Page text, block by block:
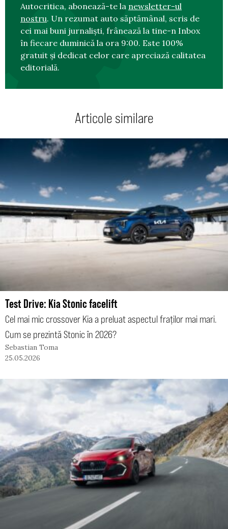
Autocritica, abonează-te la newsletter-ul
nostru. Un rezumat auto săptămânal, scris de
cei mai buni jurnaliști, frânează la tine-n Inbox
în fiecare duminică la ora 9:00. Este 100%
gratuit și dedicat celor care apreciază calitatea
editorială.
Articole similare
Test Drive: Kia Stonic facelift
Cel mai mic crossover Kia a preluat aspectul fraților mai mari.
Cum se prezintă Stonic în 2026?
Sebastian Toma
25.05.2026